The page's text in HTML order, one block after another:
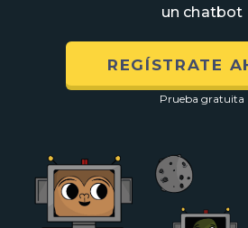
un chatbot
REGÍSTRATE
Prueba gratuita